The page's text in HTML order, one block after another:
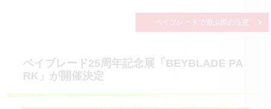
ベイブレードで遊ぶ際の注意
ベイブレード25周年記念展「BEYBLADE PA
RK」が開催決定